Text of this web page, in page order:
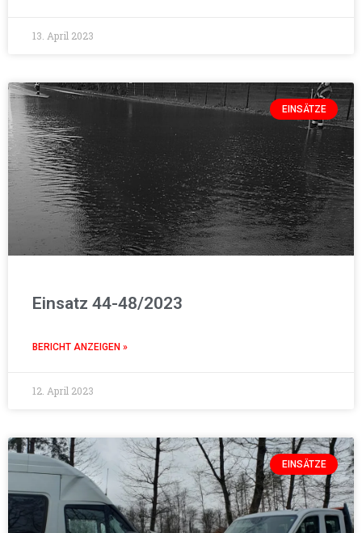
13. April 2023
EINSÄTZE
Einsatz 44-48/2023
BERICHT ANZEIGEN »
12. April 2023
EINSÄTZE